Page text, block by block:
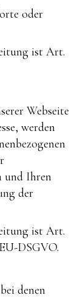
oder
ist Art.
Webseite
werden
und Ihren
der
ist Art.
DSGVO.
denen